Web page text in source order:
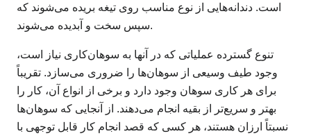
است. دندانه‌هایی از نوع مناسب روی تیغه بریده می‌شوند که
سپس سخت و آبدیده می‌شوند.
تنوع گسترده عملیاتی که در آنها به سوهان‌کاری نیاز است،
وجود طیف وسیعی از سوهان‌ها را ضروری می‌سازد. تقریباً
برای هر کاری سوهان وجود دارد و برخی از انواع آن، کار را
بهتر و سریع‌تر از بقیه انجام می‌دهند. از آنجایی که سوهان‌ها
نسبتاً ارزان هستند، هر کسی که قصد انجام کار قابل توجهی با